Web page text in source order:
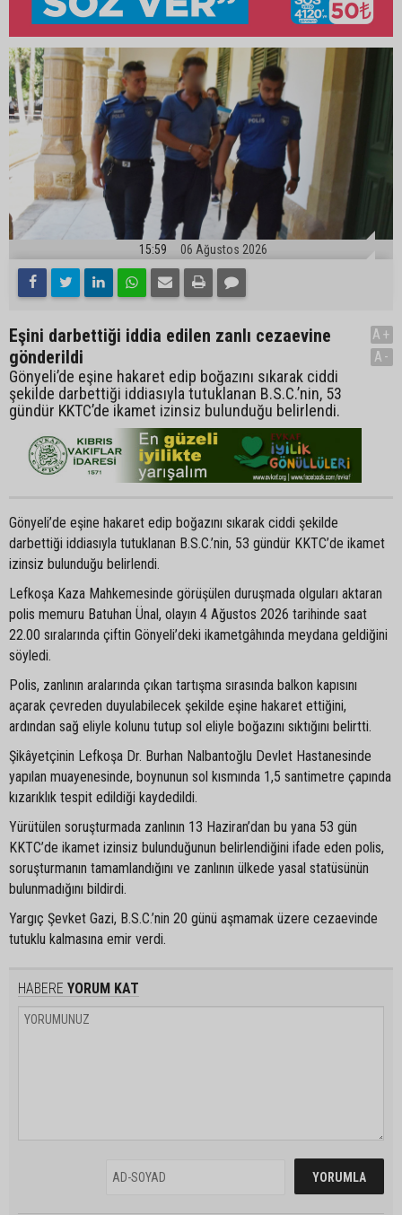
15:59 06 Ağustos 2026
Eşini darbettiği iddia edilen zanlı cezaevine
gönderildi
Gönyeli’de eşine hakaret edip boğazını sıkarak ciddi
şekilde darbettiği iddiasıyla tutuklanan B.S.C.’nin, 53
gündür KKTC’de ikamet izinsiz bulunduğu belirlendi.
A+
A-
Gönyeli’de eşine hakaret edip boğazını sıkarak ciddi şekilde
darbettiği iddiasıyla tutuklanan B.S.C.’nin, 53 gündür KKTC’de ikamet
izinsiz bulunduğu belirlendi.
Lefkoşa Kaza Mahkemesinde görüşülen duruşmada olguları aktaran
polis memuru Batuhan Ünal, olayın 4 Ağustos 2026 tarihinde saat
22.00 sıralarında çiftin Gönyeli’deki ikametgâhında meydana geldiğini
söyledi.
Polis, zanlının aralarında çıkan tartışma sırasında balkon kapısını
açarak çevreden duyulabilecek şekilde eşine hakaret ettiğini,
ardından sağ eliyle kolunu tutup sol eliyle boğazını sıktığını belirtti.
Şikâyetçinin Lefkoşa Dr. Burhan Nalbantoğlu Devlet Hastanesinde
yapılan muayenesinde, boynunun sol kısmında 1,5 santimetre çapında
kızarıklık tespit edildiği kaydedildi.
Yürütülen soruşturmada zanlının 13 Haziran’dan bu yana 53 gün
KKTC’de ikamet izinsiz bulunduğunun belirlendiğini ifade eden polis,
soruşturmanın tamamlandığını ve zanlının ülkede yasal statüsünün
bulunmadığını bildirdi.
Yargıç Şevket Gazi, B.S.C.’nin 20 günü aşmamak üzere cezaevinde
tutuklu kalmasına emir verdi.
HABERE YORUM KAT